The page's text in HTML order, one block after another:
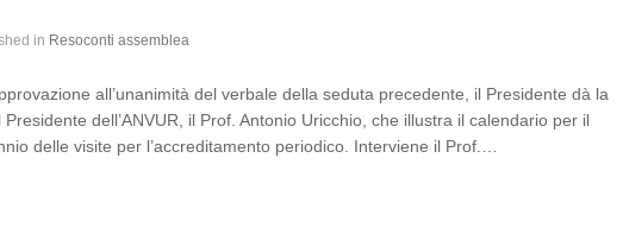
in Resoconti assemblea
all’unanimità del verbale della seduta precedente, il Presidente dà la
Presidente dell’ANVUR, il Prof. Antonio Uricchio, che illustra il calendario per il
delle visite per l’accreditamento periodico. Interviene il Prof.…